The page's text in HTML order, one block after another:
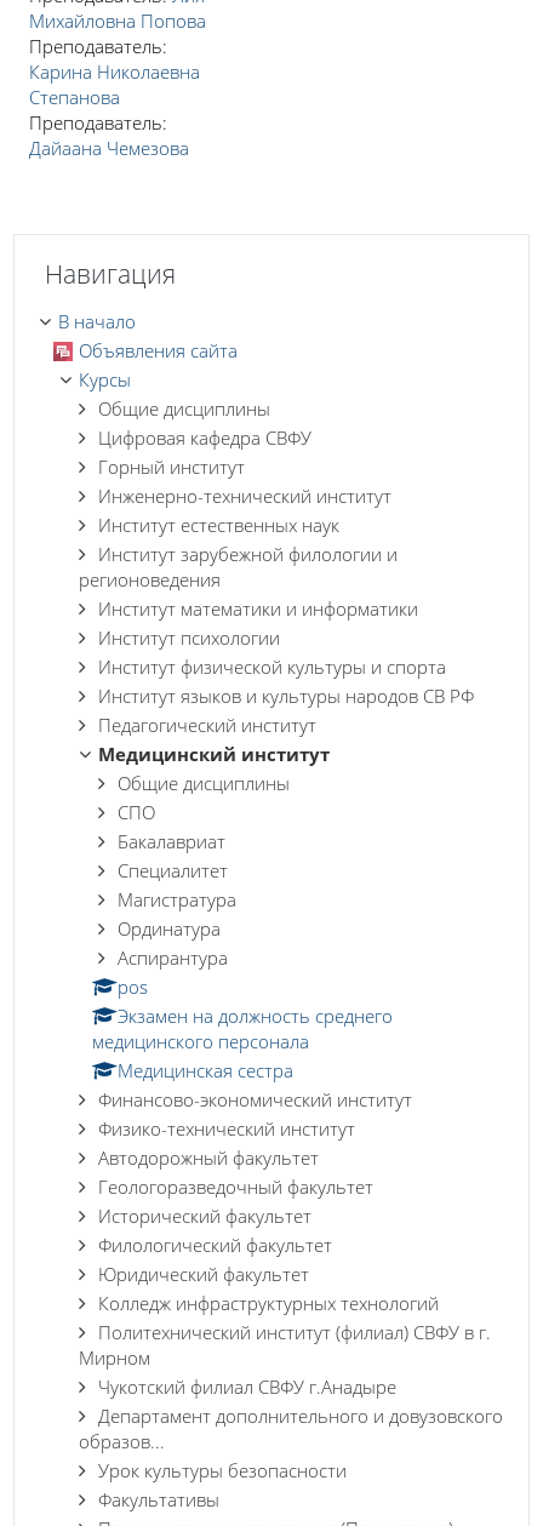
Михайловна Попова
Преподаватель:
Карина Николаевна
Степанова
Преподаватель:
Дайаана Чемезова
Навигация
В начало
Объявления сайта
Курсы
Общие дисциплины
Цифровая кафедра СВФУ
Горный институт
Инженерно-технический институт
Институт естественных наук
Институт зарубежной филологии и
регионоведения
Институт математики и информатики
Институт психологии
Институт физической культуры и спорта
Институт языков и культуры народов СВ РФ
Педагогический институт
Медицинский институт
Общие дисциплины
СПО
Бакалавриат
Специалитет
Магистратура
Ординатура
Аспирантура
pos
Экзамен на должность среднего
медицинского персонала
Медицинская сестра
Финансово-экономический институт
Физико-технический институт
Автодорожный факультет
Геологоразведочный факультет
Исторический факультет
Филологический факультет
Юридический факультет
Колледж инфраструктурных технологий
Политехнический институт (филиал) СВФУ в г.
Мирном
Чукотский филиал СВФУ г.Анадыре
Департамент дополнительного и довузовского
образов...
Урок культуры безопасности
Факультативы